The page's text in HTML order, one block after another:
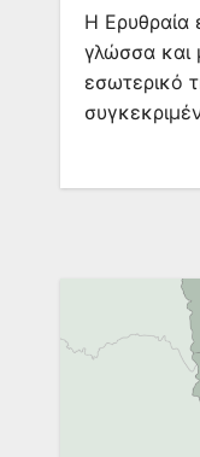
Η Ερυθραία
γλώσσα και
εσωτερικό